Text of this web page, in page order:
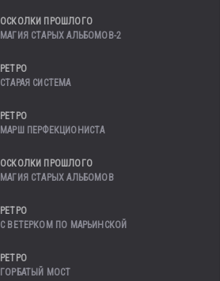
ОСКОЛКИ ПРОШЛОГО
МАГИЯ СТАРЫХ АЛЬБОМОВ-2
РЕТРО
СТАРАЯ СИСТЕМА
РЕТРО
МАРШ ПЕРФЕКЦИОНИСТА
ОСКОЛКИ ПРОШЛОГО
МАГИЯ СТАРЫХ АЛЬБОМОВ
РЕТРО
С ВЕТЕРКОМ ПО МАРЬИНСКОЙ
РЕТРО
ГОРБАТЫЙ МОСТ